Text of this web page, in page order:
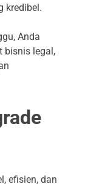
kredibel.
Anda
bisnis legal,
efisien, dan